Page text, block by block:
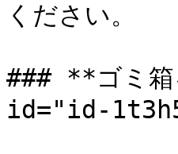
ください。
### **ゴミ
id="id-